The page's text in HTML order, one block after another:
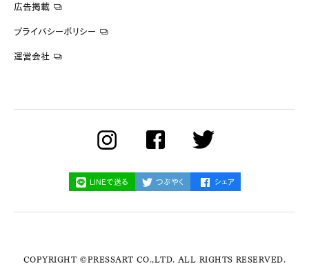
広告掲載
プライバシーポリシー
運営会社
LINEで送る つぶやく シェア
COPYRIGHT ©PRESSART CO.,LTD. ALL RIGHTS RESERVED.